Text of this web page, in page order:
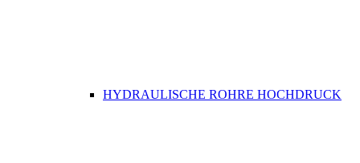
HYDRAULISCHE ROHRE HOCHDRUCK